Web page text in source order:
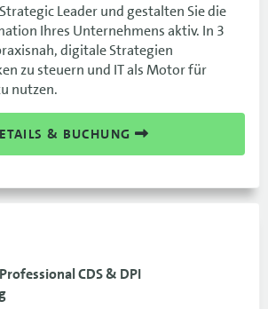
Leader und gestalten Sie die
Ihres Unternehmens aktiv. In 3
digitale Strategien
zu steuern und IT als Motor für
nutzen.
& BUCHUNG
CDS & DPI